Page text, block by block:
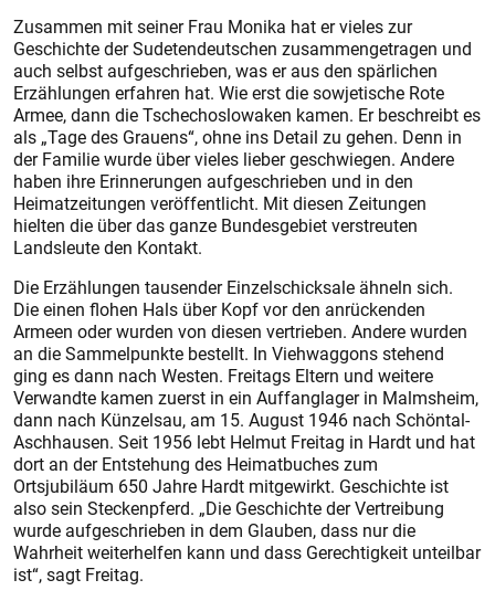
Zusammen mit seiner Frau Monika hat er vieles zur
Geschichte der Sudetendeutschen zusammengetragen und
auch selbst aufgeschrieben, was er aus den spärlichen
Erzählungen erfahren hat. Wie erst die sowjetische Rote
Armee, dann die Tschechoslowaken kamen. Er beschreibt es
als „Tage des Grauens“, ohne ins Detail zu gehen. Denn in
der Familie wurde über vieles lieber geschwiegen. Andere
haben ihre Erinnerungen aufgeschrieben und in den
Heimatzeitungen veröffentlicht. Mit diesen Zeitungen
hielten die über das ganze Bundesgebiet verstreuten
Landsleute den Kontakt.
Die Erzählungen tausender Einzelschicksale ähneln sich.
Die einen flohen Hals über Kopf vor den anrückenden
Armeen oder wurden von diesen vertrieben. Andere wurden
an die Sammelpunkte bestellt. In Viehwaggons stehend
ging es dann nach Westen. Freitags Eltern und weitere
Verwandte kamen zuerst in ein Auffanglager in Malmsheim,
dann nach Künzelsau, am 15. August 1946 nach Schöntal-
Aschhausen. Seit 1956 lebt Helmut Freitag in Hardt und hat
dort an der Entstehung des Heimatbuches zum
Ortsjubiläum 650 Jahre Hardt mitgewirkt. Geschichte ist
also sein Steckenpferd. „Die Geschichte der Vertreibung
wurde aufgeschrieben in dem Glauben, dass nur die
Wahrheit weiterhelfen kann und dass Gerechtigkeit unteilbar
ist“, sagt Freitag.